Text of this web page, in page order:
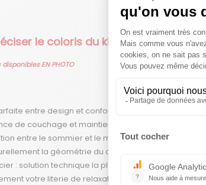
le coloris du kit et les options
EN PHOTO
entre design et confort
de couchage et maintien précis et uniforme sur
entre le sommier et le matelas
la géométrie du corps
: solution technique la plus robuste du marché.
votre literie de relaxation et mémorisez vos